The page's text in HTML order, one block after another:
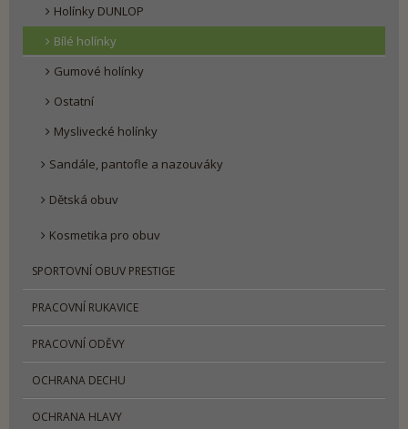
Holínky DUNLOP
Bílé holínky
Gumové holínky
Ostatní
Myslivecké holínky
Sandále, pantofle a nazouváky
Dětská obuv
Kosmetika pro obuv
SPORTOVNÍ OBUV PRESTIGE
PRACOVNÍ RUKAVICE
PRACOVNÍ ODĚVY
OCHRANA DECHU
OCHRANA HLAVY